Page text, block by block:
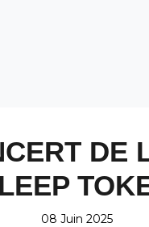
DE
08 Juin 2025